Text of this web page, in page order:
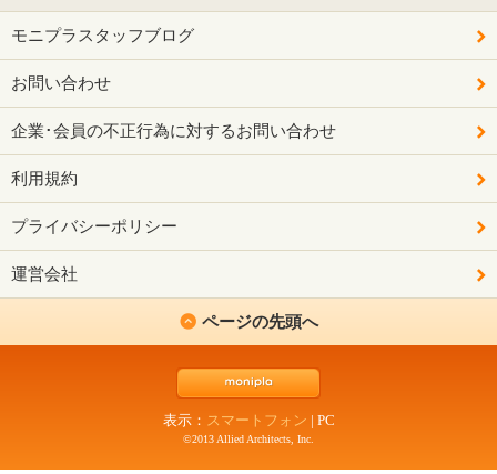
モニプラスタッフブログ
お問い合わせ
企業･会員の不正行為に対するお問い合わせ
利用規約
プライバシーポリシー
運営会社
ページの先頭へ
表示： スマートフォン | PC
©2013 Allied Architects, Inc.